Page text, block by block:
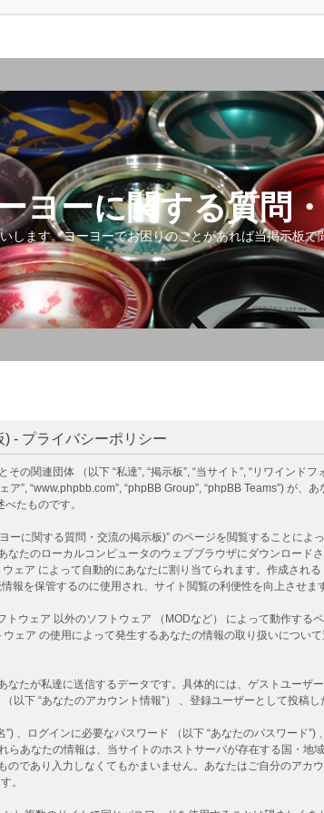
ヨーに関する質問
ます。ヨーヨーでお困りのことがあれば当掲示板
- プライバシーポリシー
の関連団体 （以下 “私達”, “掲示板”, “当サイト”, “リワインド
”, “www.phpbb.com”, “phpBB Group”, “phpBB Teams”) が
たものです。
に関する質問・交流の掲示板)” のページを閲覧することに
たのローカルコンピュータのウェブブラウザにダウンロード
ェア によって自動的にあなたに割り当てられます。作成され
報を保管するのに使用され、サイト閲覧の利便性を向上させます
ウェア 以外のソフトウェア （MODなど） によって動作す
ェア の使用によって発生するあなたの情報の取り扱いについ
たが私達に送信するデータです。具体的には、ゲストユーザ
下 “あなたのアカウント情報”） 、登録ユーザーとして投稿し
、ログインに必要なパスワード （以下 “あなたのパスワード
あなたの情報は、当サイトのホストサーバが存在する国・地
であり入力しなくてもかまいません。あなたはご自分のアカ
。